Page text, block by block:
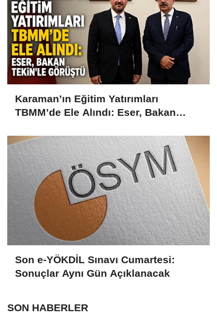
Karaman’ın Eğitim Yatırımları
TBMM’de Ele Alındı: Eser, Bakan
Son e-YÖKDİL Sınavı Cumartesi:
Sonuçlar Aynı Gün Açıklanacak
SON HABERLER